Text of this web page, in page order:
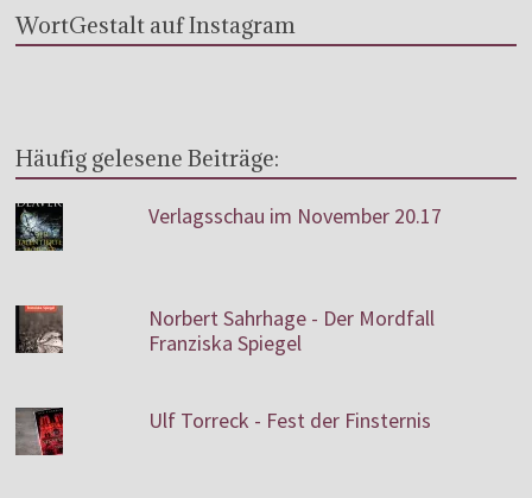
WortGestalt auf Instagram
Häufig gelesene Beiträge:
Verlagsschau im November 20.17
Norbert Sahrhage - Der Mordfall
Franziska Spiegel
Ulf Torreck - Fest der Finsternis